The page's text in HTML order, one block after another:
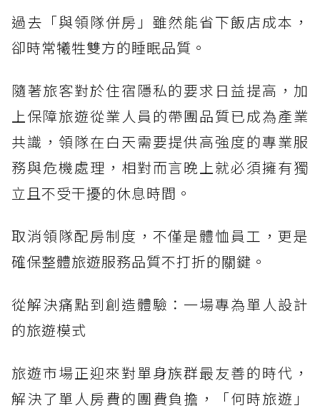
過去「與領隊併房」雖然能省下飯店成本，
卻時常犧牲雙方的睡眠品質。
隨著旅客對於住宿隱私的要求日益提高，加
上保障旅遊從業人員的帶團品質已成為產業
共識，領隊在白天需要提供高強度的專業服
務與危機處理，相對而言晚上就必須擁有獨
立且不受干擾的休息時間。
取消領隊配房制度，不僅是體恤員工，更是
確保整體旅遊服務品質不打折的關鍵。
從解決痛點到創造體驗：一場專為單人設計
的旅遊模式
旅遊市場正迎來對單身族群最友善的時代，
解決了單人房費的團費負擔，「何時旅遊」